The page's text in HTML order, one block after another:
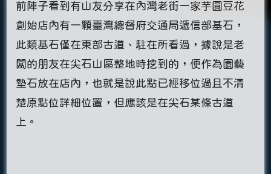
前陣子看到有山友分享在內灣老街一家芋圓豆花
創始店內有一顆臺灣總督府交通局遞信部基石，
此類基石僅在東部古道、駐在所看過，據說是老
闆的朋友在尖石山區整地時挖到的，便作為園藝
墊石放在店內，也就是說此點已經移位過且不清
楚原點位詳細位置，但應該是在尖石某條古道
上。